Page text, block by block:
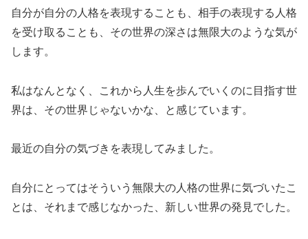
自分が自分の人格を表現することも、相手の表現する人格
を受け取ることも、その世界の深さは無限大のような気が
します。
私はなんとなく、これから人生を歩んでいくのに目指す世
界は、その世界じゃないかな、と感じています。
最近の自分の気づきを表現してみました。
自分にとってはそういう無限大の人格の世界に気づいたこ
とは、それまで感じなかった、新しい世界の発見でした。